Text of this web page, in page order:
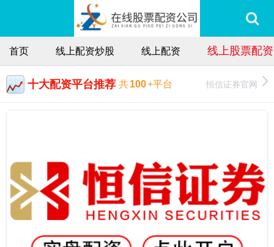
首页 线上配资炒股 线上配资 线上股票配
十大配资平台推荐 共100+平台 恒信证券官网